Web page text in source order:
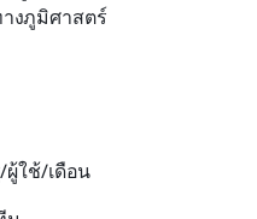
งภูมิศาสตร์
ผู้ใช้/เดือน